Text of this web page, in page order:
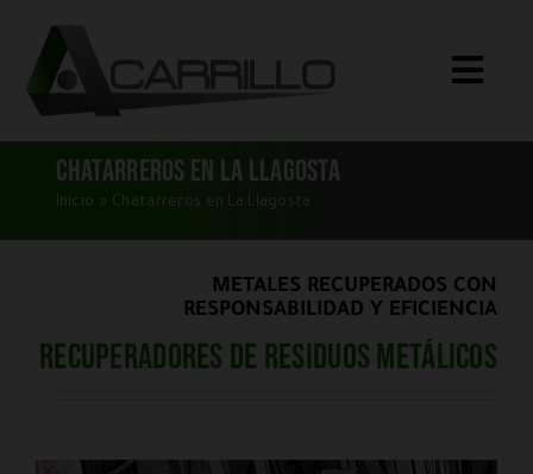
contenido
Toggle
Inicio
Qué Compramos
Blog
CONTACTO
Chatarreros en La Llagosta
Inicio » Chatarreros en La Llagosta
METALES RECUPERADOS CON
RESPONSABILIDAD Y EFICIENCIA
Recuperadores de residuos metálicos